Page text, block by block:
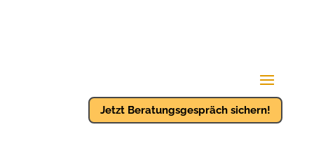
Jetzt Beratungsgespräch sichern!